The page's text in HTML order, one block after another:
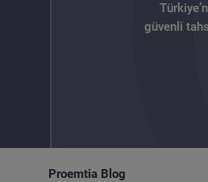
güvenli
Proemtia Blog